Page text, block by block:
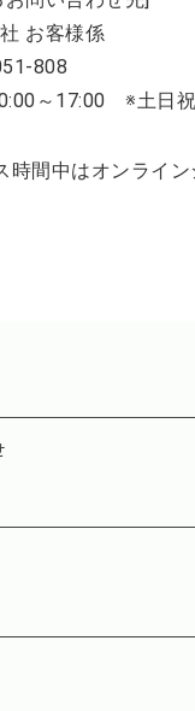
お客様係
808
～17:00 ※土日祝
時間中はオンライ